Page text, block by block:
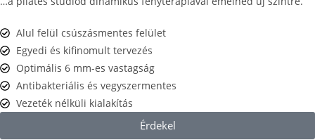
Alul felül csúszásmentes felület
Egyedi és kifinomult tervezés
Optimális 6 mm-es vastagság
Antibakteriális és vegyszermentes
Vezeték nélküli kialakítás
Érdekel